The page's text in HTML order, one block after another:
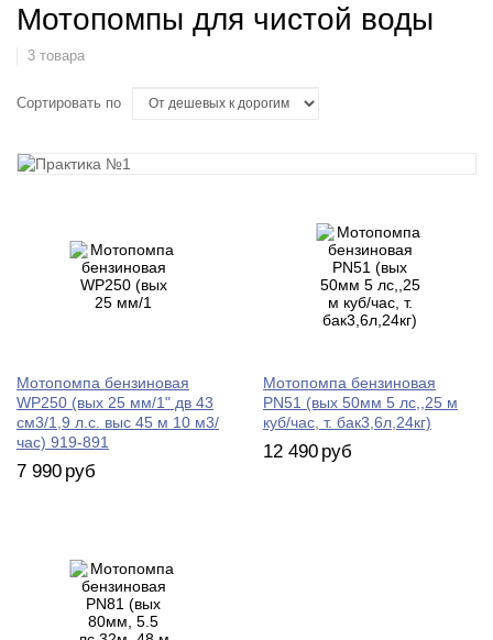
Мотопомпы для чистой воды
3 товара
Сортировать по
Мотопомпа бензиновая
WP250 (вых 25 мм/1" дв 43
см3/1,9 л.c. выс 45 м 10 м3/
час) 919-891
7 990 руб
Мотопомпа бензиновая
PN51 (вых 50мм 5 лc,,25 м
куб/час, т. бак3,6л,24кг)
12 490 руб